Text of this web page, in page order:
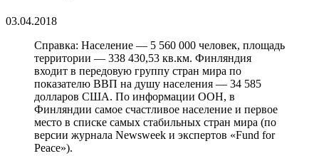
03.04.2018
Справка: Население — 5 560 000 человек, площадь
территории — 338 430,53 кв.км. Финляндия
входит в передовую группу стран мира по
показателю ВВП на душу населения — 34 585
долларов США. По информации ООН, в
Финляндии самое счастливое население и первое
место в списке самых стабильных стран мира (по
версии журнала Newsweek и экспертов «Fund for
Peace»).